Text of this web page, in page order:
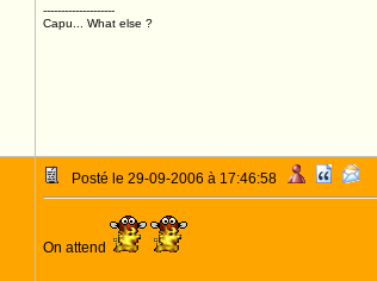
--------------------
Capu... What else ?
Posté le 29-09-2006 à 17:46:58
On attend